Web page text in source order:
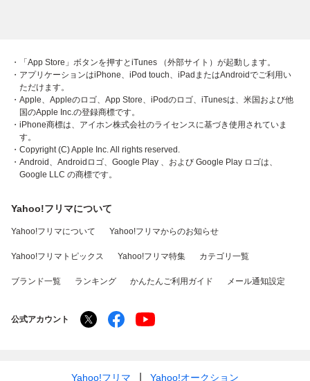
・「App Store」ボタンを押すとiTunes （外部サイト）が起動します。
・アプリケーションはiPhone、iPod touch、iPadまたはAndroidでご利用い
ただけます。
・Apple、Appleのロゴ、App Store、iPodのロゴ、iTunesは、米国および他
国のApple Inc.の登録商標です。
・iPhone商標は、アイホン株式会社のライセンスに基づき使用されていま
す。
・Copyright (C) Apple Inc. All rights reserved.
・Android、Androidロゴ、Google Play 、および Google Play ロゴは、
Google LLC の商標です。
Yahoo!フリマについて
Yahoo!フリマについて Yahoo!フリマからのお知らせ
Yahoo!フリマトピックス Yahoo!フリマ特集 カテゴリ一覧
ブランド一覧 ランキング かんたんご利用ガイド メール通知設定
公式アカウント
Yahoo!フリマ Yahoo!オークション